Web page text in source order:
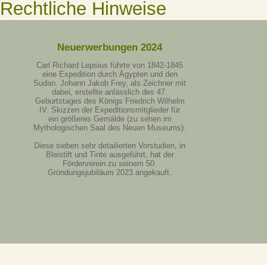
Rechtliche Hinweise
Neuerwerbungen 2024
Carl Richard Lepsius führte von 1842-1845
eine Expedition durch Ägypten und den
Sudan. Johann Jakob Frey, als Zeichner mit
dabei, erstellte anlässlich des 47.
Geburtstages des Königs Friedrich Wilhelm
IV. Skizzen der Expeditionsmitglieder für
ein größeres Gemälde (zu sehen im
Mythologischen Saal des Neuen Museums).
Diese sieben sehr detailierten Vorstudien, in
Bleistift und Tinte ausgeführt, hat der
Förderverein zu seinem 50.
Gründungsjubiläum 2023 angekauft.